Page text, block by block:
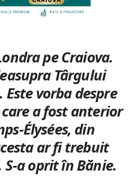
pe Craiova.
Târgului
vorba despre
a fost anterior
Élysées, din
ar fi trebuit
a oprit în Bănie.